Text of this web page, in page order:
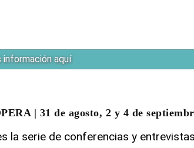
información aquí
| 31 de agosto, 2 y 4 de
la serie de conferencias y